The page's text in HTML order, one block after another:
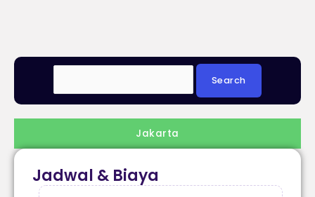
Jakarta
Jadwal & Biaya